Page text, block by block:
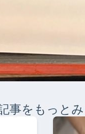
事をもっと